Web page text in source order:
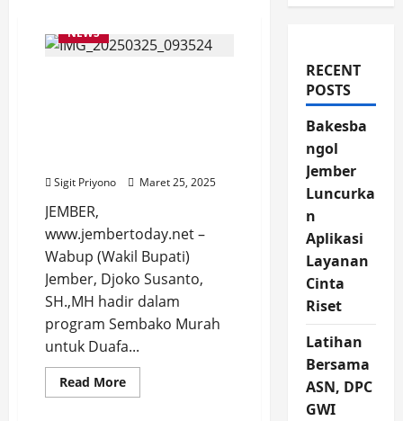
NEWS
Sigit Priyono Maret 25, 2025
JEMBER,
www.jembertoday.net –
Wabup (Wakil Bupati)
Jember, Djoko Susanto,
SH.,MH hadir dalam
program Sembako Murah
untuk Duafa...
Read MoreRead
more
RECENT
POSTS
Bakesba
ngol
Jember
Luncurka
n
Aplikasi
Layanan
Cinta
Riset
Latihan
Bersama
ASN, DPC
GWI